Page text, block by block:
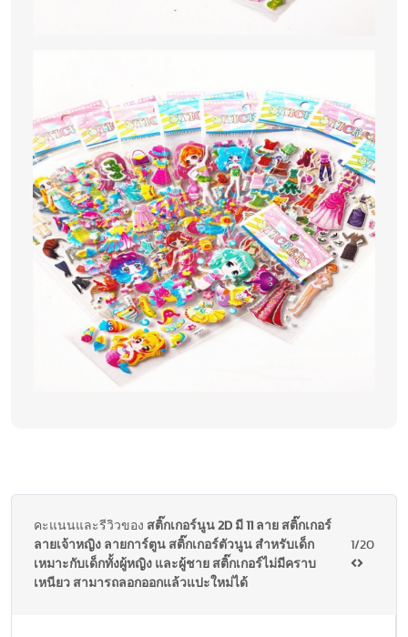
คะแนนและรีวิวของ สติ๊กเกอร์นูน 2D มี 11 ลาย สติ๊กเกอร์
ลายเจ้าหญิง ลายการ์ตูน สติ๊กเกอร์ตัวนูน สำหรับเด็ก
เหมาะกับเด็กทั้งผู้หญิง และผู้ชาย สติ๊กเกอร์ไม่มีคราบ
เหนียว สามารถลอกออกแล้วแปะใหม่ได้
1/20